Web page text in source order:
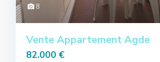
8
Vente Appartement Agde
82.000 €